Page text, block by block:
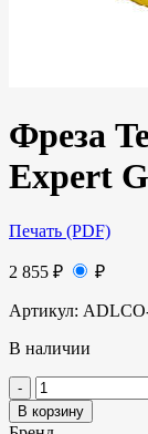
Фреза
Expert
Печать (PDF)
2 855 ₽ ₽
Артикул:
В наличии
В корзину